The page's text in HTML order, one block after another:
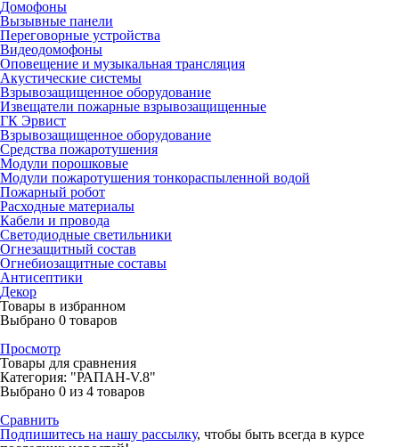
Домофоны
Вызывные панели
Переговорные устройства
Видеодомофоны
Оповещение и музыкальная трансляция
Акустические системы
Взрывозащищенное оборудование
Извещатели пожарные взрывозащищенные
ГК Эрвист
Взрывозащищенное оборудование
Средства пожаротушения
Модули порошковые
Модули пожаротушения тонкораспыленной водой
Пожарный робот
Расходные материалы
Кабели и провода
Светодиодные светильники
Огнезащитный состав
Огнебиозащитные составы
Антисептики
Декор
Товары в избранном
Выбрано 0 товаров
Просмотр
Товары для сравнения
Категория: "РАПАН-V.8"
Выбрано 0 из 4 товаров
Сравнить
Подпишитесь на нашу рассылку, чтобы быть всегда в курсе